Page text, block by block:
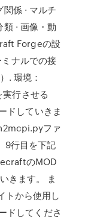
関係 · マルチ
類 · 画像・動
Forgeの設
ナルでの接
. 環境：
行させる
ドしていきま
ファ
9行目を下記
のMOD
きます。 ま
から使用し
ドしてくださ